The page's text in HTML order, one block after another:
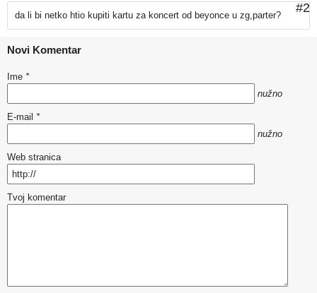
#2
da li bi netko htio kupiti kartu za koncert od beyonce u zg,parter?
Novi Komentar
Ime *
nužno
E-mail *
nužno
Web stranica
Tvoj komentar